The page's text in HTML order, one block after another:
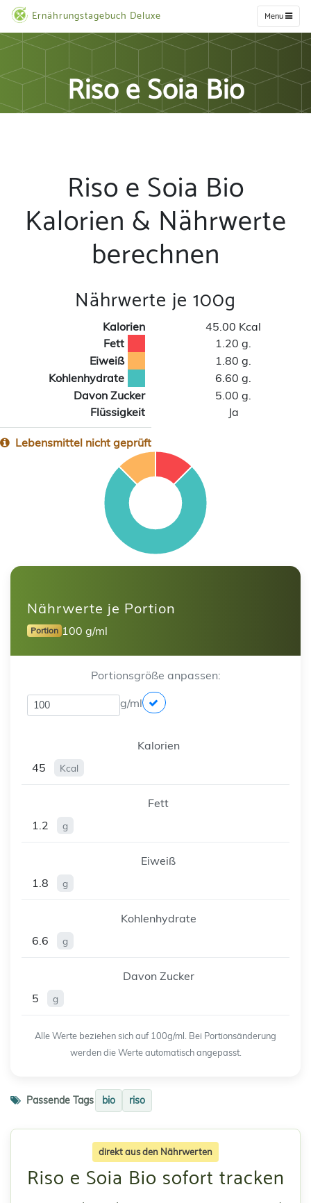
Ernährungstagebuch Deluxe Menu
Riso e Soia Bio
Riso e Soia Bio
Kalorien & Nährwerte
berechnen
Nährwerte je 100g
Kalorien
45.00 Kcal
Fett
1.20 g.
Eiweiß
1.80 g.
Kohlenhydrate
6.60 g.
Davon Zucker
5.00 g.
Flüssigkeit
Ja
Lebensmittel nicht geprüft
Nährwerte je Portion
Portion 100 g/ml
Portionsgröße anpassen:
g/ml
Kalorien
45
Kcal
Fett
1.2
g
Eiweiß
1.8
g
Kohlenhydrate
6.6
g
Davon Zucker
5
g
Alle Werte beziehen sich auf 100g/ml. Bei Portionsänderung
werden die Werte automatisch angepasst.
Passende Tags bio riso
direkt aus den Nährwerten
Riso e Soia Bio sofort tracken